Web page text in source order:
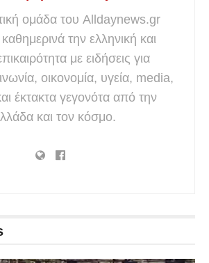
ομάδα του Alldaynews.gr
την ελληνική και
με ειδήσεις για
οικονομία, υγεία, media,
έκτακτα γεγονότα από την
και τον κόσμο.